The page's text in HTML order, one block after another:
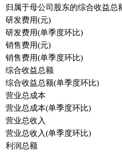
归属于母公司股东的综合收益总
研发费用(元)
研发费用(单季度环比)
销售费用(元)
销售费用(单季度环比)
综合收益总额
综合收益总额(单季度环比)
营业总成本
营业总成本(单季度环比)
营业总收入
营业总收入(单季度环比)
利润总额